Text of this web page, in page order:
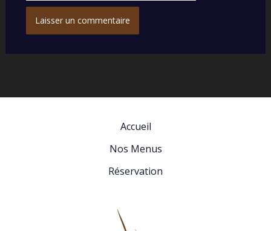
Accueil
Nos Menus
Réservation